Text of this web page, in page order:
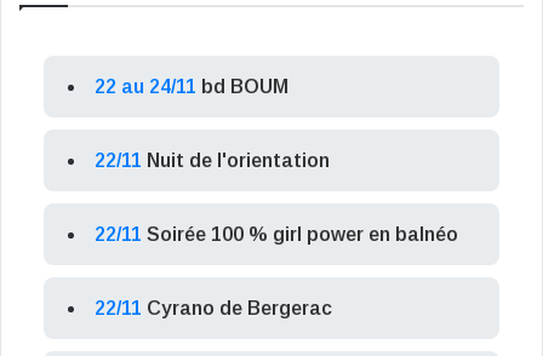
22 au 24/11 bd BOUM
22/11 Nuit de l'orientation
22/11 Soirée 100 % girl power en balnéo
22/11 Cyrano de Bergerac